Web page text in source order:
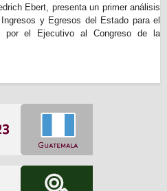
Ebert, presenta un primer análisis
y Egresos del Estado para el
por el Ejecutivo al Congreso de la